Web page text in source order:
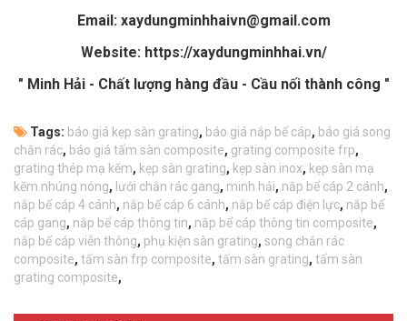
Email: xaydungminhhaivn@gmail.com
Website: https://xaydungminhhai.vn/
" Minh Hải - Chất lượng hàng đầu - Cầu nối thành công "
Tags: báo giá kẹp sàn grating, báo giá nắp bể cáp, báo giá song
chắn rác, báo giá tấm sàn composite, grating composite frp,
grating thép mạ kẽm, kẹp sàn grating, kẹp sàn inox, kẹp sàn mạ
kẽm nhúng nóng, lưới chắn rác gang, minh hải, nắp bể cáp 2 cánh,
nắp bể cáp 4 cánh, nắp bể cáp 6 cánh, nắp bể cáp điện lực, nắp bể
cáp gang, nắp bể cáp thông tin, nắp bể cáp thông tin composite,
nắp bể cáp viễn thông, phụ kiện sàn grating, song chắn rác
composite, tấm sàn frp composite, tấm sàn grating, tấm sàn
grating composite,